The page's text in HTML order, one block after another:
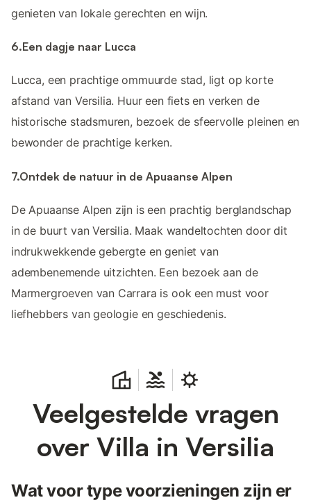
genieten van lokale gerechten en wijn.
6.Een dagje naar Lucca
Lucca, een prachtige ommuurde stad, ligt op korte
afstand van Versilia. Huur een fiets en verken de
historische stadsmuren, bezoek de sfeervolle pleinen en
bewonder de prachtige kerken.
7.Ontdek de natuur in de Apuaanse Alpen
De Apuaanse Alpen zijn is een prachtig berglandschap
in de buurt van Versilia. Maak wandeltochten door dit
indrukwekkende gebergte en geniet van
adembenemende uitzichten. Een bezoek aan de
Marmergroeven van Carrara is ook een must voor
liefhebbers van geologie en geschiedenis.
Veelgestelde vragen
over Villa in Versilia
Wat voor type voorzieningen zijn er